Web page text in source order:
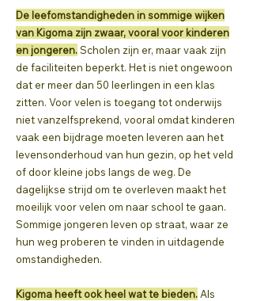
De leefomstandigheden in sommige wijken
van Kigoma zijn zwaar, vooral voor kinderen
en jongeren.Scholen zijn er, maar vaak zijn
de faciliteiten beperkt. Het is niet ongewoon
dat er meer dan 50 leerlingen in een klas
zitten. Voor velen is toegang tot onderwijs
niet vanzelfsprekend, vooral omdat kinderen
vaak een bijdrage moeten leveren aan het
levensonderhoud van hun gezin, op het veld
of door kleine jobs langs de weg. De
dagelijkse strijd om te overleven maakt het
moeilijk voor velen om naar school te gaan.
Sommige jongeren leven op straat, waar ze
hun weg proberen te vinden in uitdagende
omstandigheden.
Kigoma heeft ook heel wat te bieden. Als